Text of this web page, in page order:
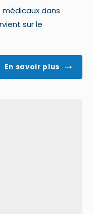
dans
sur le
En savoir plus